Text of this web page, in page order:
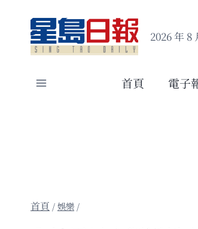
content
2026 年 8
首頁 電子
/娛樂 /